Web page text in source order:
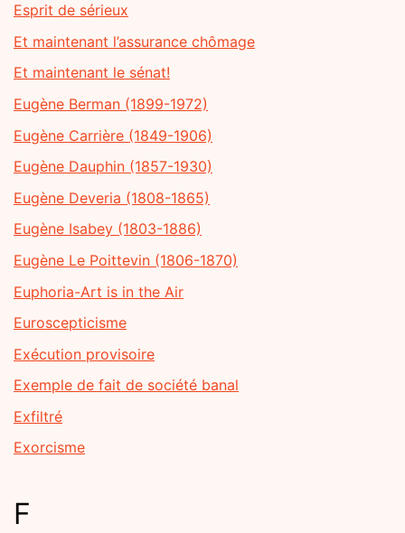
Esprit de sérieux
Et maintenant l’assurance chômage
Et maintenant le sénat!
Eugène Berman (1899-1972)
Eugène Carrière (1849-1906)
Eugène Dauphin (1857-1930)
Eugène Deveria (1808-1865)
Eugène Isabey (1803-1886)
Eugène Le Poittevin (1806-1870)
Euphoria-Art is in the Air
Euroscepticisme
Exécution provisoire
Exemple de fait de société banal
Exfiltré
Exorcisme
F